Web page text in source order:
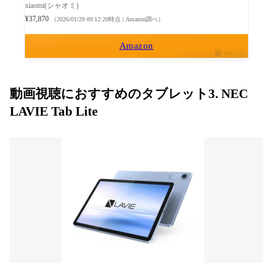
xiaomi(シャオミ)
¥37,870
（2026/01/29 09:12:20時点 | Amazon調べ）
Amazon
ポチップ
動画視聴におすすめのタブレット3. NEC
LAVIE Tab Lite